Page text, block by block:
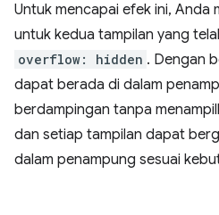
Untuk mencapai efek ini, Anda
untuk kedua tampilan yang
overflow: hidden . Dengan
dapat berada di dalam
berdampingan tanpa
dan setiap tampilan dapat
dalam penampung sesuai